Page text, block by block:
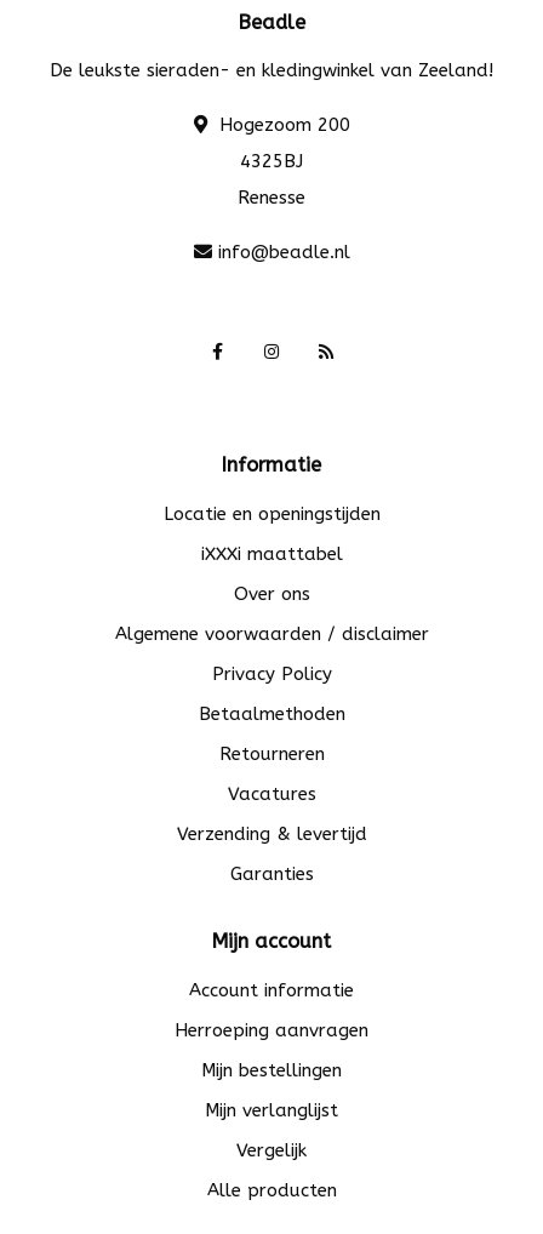
Beadle
De leukste sieraden- en kledingwinkel van Zeeland!
Hogezoom 200
4325BJ
Renesse
info@beadle.nl
Informatie
Locatie en openingstijden
iXXXi maattabel
Over ons
Algemene voorwaarden / disclaimer
Privacy Policy
Betaalmethoden
Retourneren
Vacatures
Verzending & levertijd
Garanties
Mijn account
Account informatie
Herroeping aanvragen
Mijn bestellingen
Mijn verlanglijst
Vergelijk
Alle producten